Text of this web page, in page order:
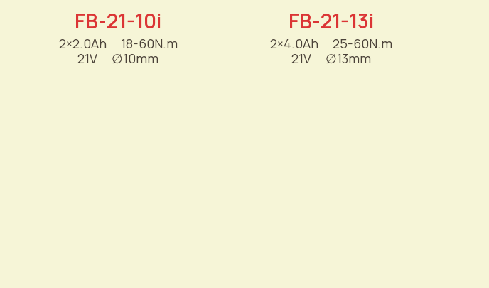
FB-21-10i
2×2.0Ah
18-60N.m
21V
∅10mm
FB-21-13i
2×4.0Ah
25-60N.m
21V
∅13mm